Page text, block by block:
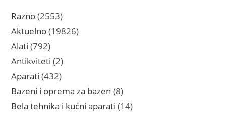
Razno 25532553
proizvoda
Aktuelno 1982619826
Alati 792792
proizvoda
Antikviteti 22
proizvoda
Aparati 432432
proizvoda
Bazeni i oprema za bazen 88
proizvoda
Bela tehnika i kućni aparati 1414